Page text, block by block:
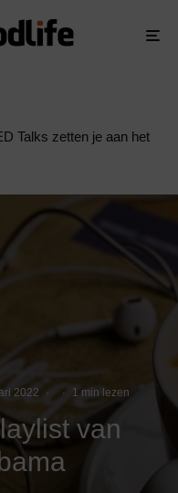
Talks zetten je aan het
2022 · · 1 min lezen
van